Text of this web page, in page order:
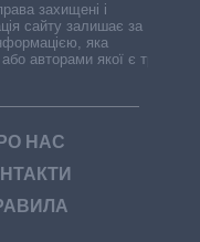
захищені і
сайту залишає за
яка
авторами якої є треті
НАС